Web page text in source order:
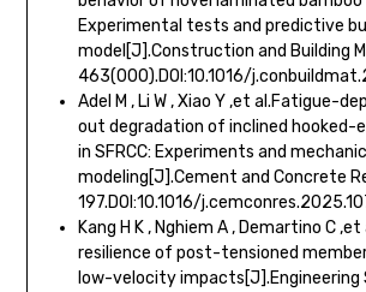
Experimental tests and predictive
model[J].Construction and Building
463(000).DOI:10.1016/
Adel M , Li W , Xiao Y ,et al.Fatigue-
out degradation of inclined hooked-
in SFRCC: Experiments and
modeling[J].Cement and Concrete
197.DOI:10.1016/
Kang H K , Nghiem A , Demartino C
resilience of post-tensioned
low-velocity